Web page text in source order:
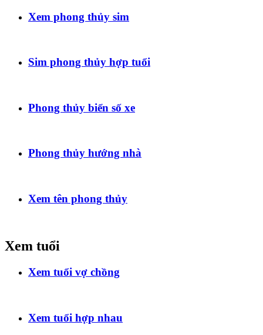
Xem phong thủy sim
Sim phong thủy hợp tuổi
Phong thủy biển số xe
Phong thủy hướng nhà
Xem tên phong thủy
Xem tuổi
Xem tuổi vợ chồng
Xem tuổi hợp nhau